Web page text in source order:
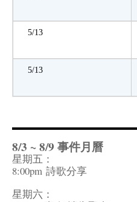
5/13
5/13
8/3 ~ 8/9 事件月曆
星期五：
8:00pm 詩歌分享
星期六：